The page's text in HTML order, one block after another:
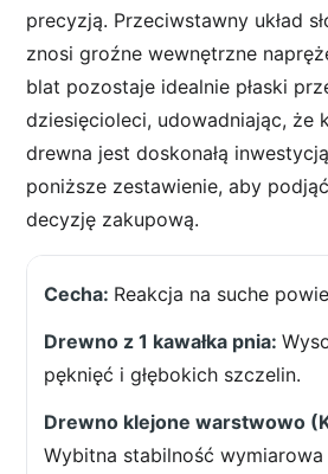
precyzją. Przeciwstawny układ
znosi groźne wewnętrzne
blat pozostaje idealnie płaski
dziesięcioleci, udowadniając, że
drewna jest doskonałą
poniższe zestawienie, aby
decyzję zakupową.
Reakcja na suche
pęknięć i głębokich szczelin.
Wybitna stabilność